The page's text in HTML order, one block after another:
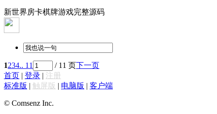
新世界房卡棋牌游戏完整源码
1234.. 11 / 11 页下一页
首页 | 登录 | 注册
标准版 | 触屏版 | 电脑版 | 客户端
© Comsenz Inc.